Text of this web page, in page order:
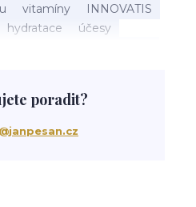
vitamíny
INNOVATIS
hydratace
účesy
složení
uv ochrana
péče
poradit?